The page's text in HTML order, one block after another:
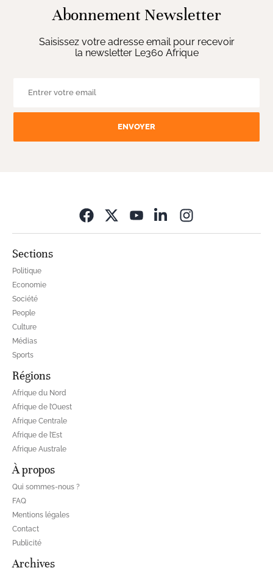
Abonnement Newsletter
Saisissez votre adresse email pour recevoir
la newsletter Le360 Afrique
ENVOYER
Sections
Politique
Economie
Société
People
Culture
Médias
Sports
Régions
Afrique du Nord
Afrique de l’Ouest
Afrique Centrale
Afrique de l’Est
Afrique Australe
À propos
Qui sommes-nous ?
FAQ
Mentions légales
Contact
Publicité
Archives